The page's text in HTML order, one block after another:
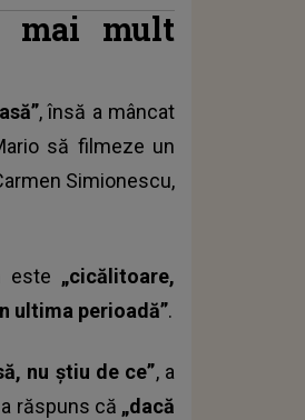
mai mult
, însă a mâncat
să filmeze un
Simionescu,
este „cicălitoare,
ultima perioadă”.
nu știu de ce”, a
răspuns că „dacă